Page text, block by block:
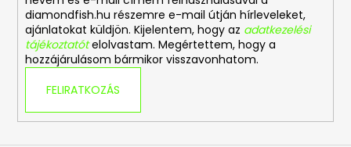
diamondfish.hu részemre e-mail útján hírleveleket,
ajánlatokat küldjön. Kijelentem, hogy az adatkezelési
tájékoztatót elolvastam. Megértettem, hogy a
hozzájárulásom bármikor visszavonhatom.
FELIRATKOZÁS